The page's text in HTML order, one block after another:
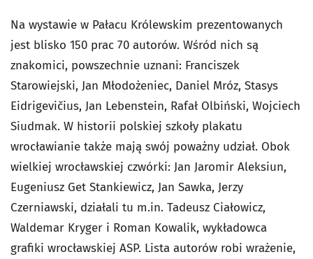
Na wystawie w Pałacu Królewskim prezentowanych
jest blisko 150 prac 70 autorów. Wśród nich są
znakomici, powszechnie uznani: Franciszek
Starowiejski, Jan Młodożeniec, Daniel Mróz, Stasys
Eidrigevičius, Jan Lebenstein, Rafał Olbiński, Wojciech
Siudmak. W historii polskiej szkoły plakatu
wrocławianie także mają swój poważny udział. Obok
wielkiej wrocławskiej czwórki: Jan Jaromir Aleksiun,
Eugeniusz Get Stankiewicz, Jan Sawka, Jerzy
Czerniawski, działali tu m.in. Tadeusz Ciałowicz,
Waldemar Kryger i Roman Kowalik, wykładowca
grafiki wrocławskiej ASP. Lista autorów robi wrażenie,